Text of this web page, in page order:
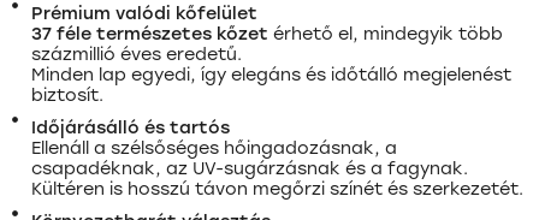
Prémium valódi kőfelület
37 féle természetes kőzet érhető el, mindegyik több
százmillió éves eredetű.
Minden lap egyedi, így elegáns és időtálló megjelenést
biztosít.
Időjárásálló és tartós
Ellenáll a szélsőséges hőingadozásnak, a
csapadéknak, az UV-sugárzásnak és a fagynak.
Kültéren is hosszú távon megőrzi színét és szerkezetét.